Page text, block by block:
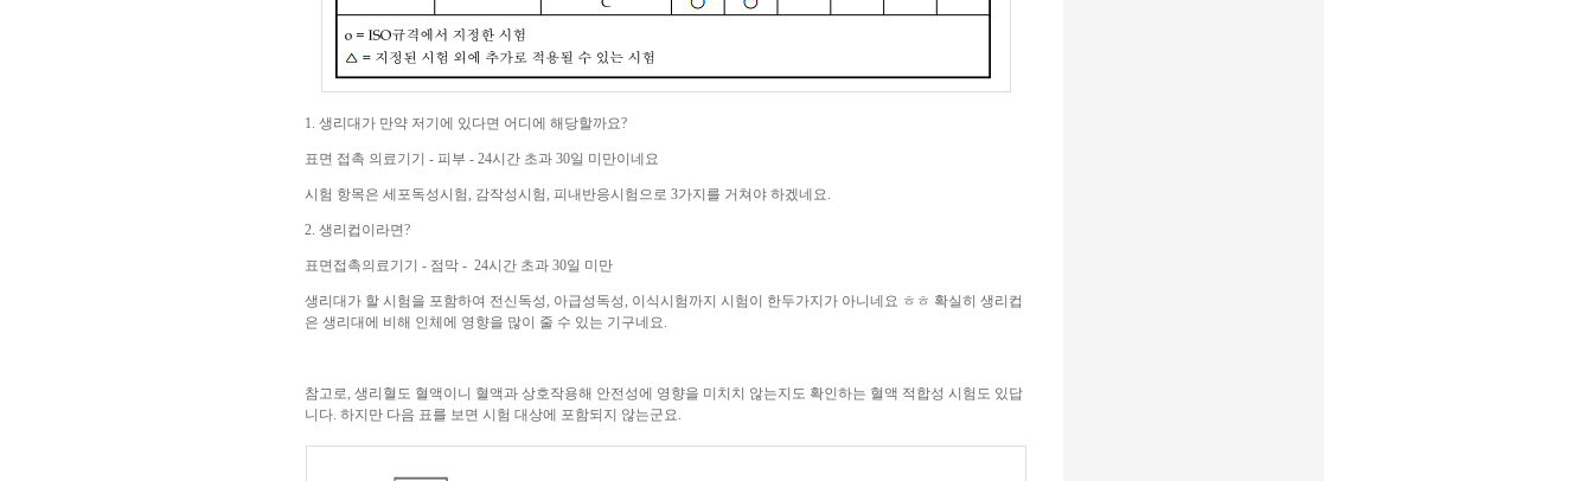
1. 생리대가 만약 저기에 있다면 어디에 해당할까요?
표면 접촉 의료기기 - 피부 - 24시간 초과 30일 미만이네요
시험 항목은 세포독성시험, 감작성시험, 피내반응시험으로 3가지를 거쳐야 하겠네요.
2. 생리컵이라면?
표면접촉의료기기 - 점막 - 24시간 초과 30일 미만
생리대가 할 시험을 포함하여 전신독성, 아급성독성, 이식시험까지 시험이 한두가지가 아니네요 ㅎㅎ 확실히 생리컵
은 생리대에 비해 인체에 영향을 많이 줄 수 있는 기구네요.
참고로, 생리혈도 혈액이니 혈액과 상호작용해 안전성에 영향을 미치치 않는지도 확인하는 혈액 적합성 시험도 있답
니다. 하지만 다음 표를 보면 시험 대상에 포함되지 않는군요.